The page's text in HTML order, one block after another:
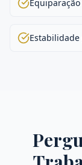
Equiparação